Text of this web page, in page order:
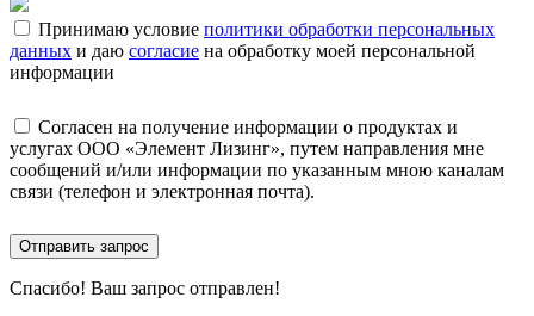
Принимаю условие политики обработки персональных
данных и даю согласие на обработку моей персональной
информации
Согласен на получение информации о продуктах и
услугах ООО «Элемент Лизинг», путем направления мне
сообщений и/или информации по указанным мною каналам
связи (телефон и электронная почта).
Отправить запрос
Спасибо! Ваш запрос отправлен!